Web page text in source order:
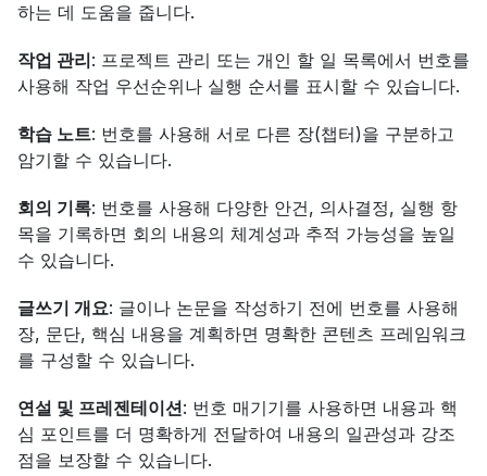
하는 데 도움을 줍니다.
작업 관리: 프로젝트 관리 또는 개인 할 일 목록에서 번호를
사용해 작업 우선순위나 실행 순서를 표시할 수 있습니다.
학습 노트: 번호를 사용해 서로 다른 장(챕터)을 구분하고
암기할 수 있습니다.
회의 기록: 번호를 사용해 다양한 안건, 의사결정, 실행 항
목을 기록하면 회의 내용의 체계성과 추적 가능성을 높일
수 있습니다.
글쓰기 개요: 글이나 논문을 작성하기 전에 번호를 사용해
장, 문단, 핵심 내용을 계획하면 명확한 콘텐츠 프레임워크
를 구성할 수 있습니다.
연설 및 프레젠테이션: 번호 매기기를 사용하면 내용과 핵
심 포인트를 더 명확하게 전달하여 내용의 일관성과 강조
점을 보장할 수 있습니다.